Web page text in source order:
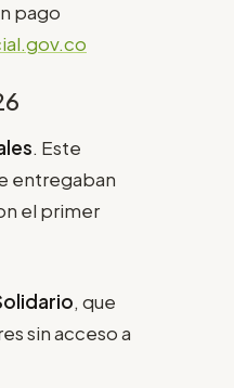
pago
. Este
entregaban
el primer
, que
sin acceso a